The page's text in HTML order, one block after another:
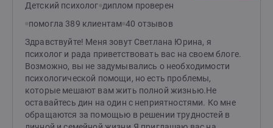
Детский психолог диплом проверен
помогла 389 клиентам 40 отзывов
Здравствуйте! Меня зовут Светлана Юрина, я
психолог и рада приветствовать вас на своем блоге.
Возможно, вы не задумывались о необходимости
психологической помощи, но есть проблемы,
которые мешают вам жить полной жизнью.Не
оставайтесь дин на один с неприятностями. Ко мне
обращаются за помощью в решении трудностей в